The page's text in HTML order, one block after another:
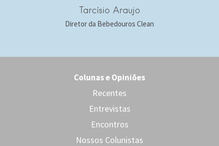
Tarcísio Araujo
Diretor da Bebedouros Clean
Colunas e Opiniões
Recentes
Entrevistas
Encontros
Nossos Colunistas